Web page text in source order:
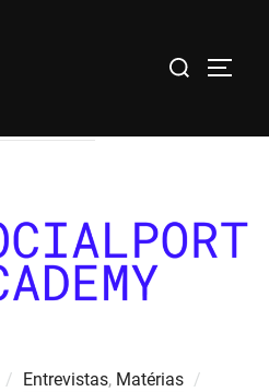
Pesquisar
autor SocialPort
Entrevistas, Matérias